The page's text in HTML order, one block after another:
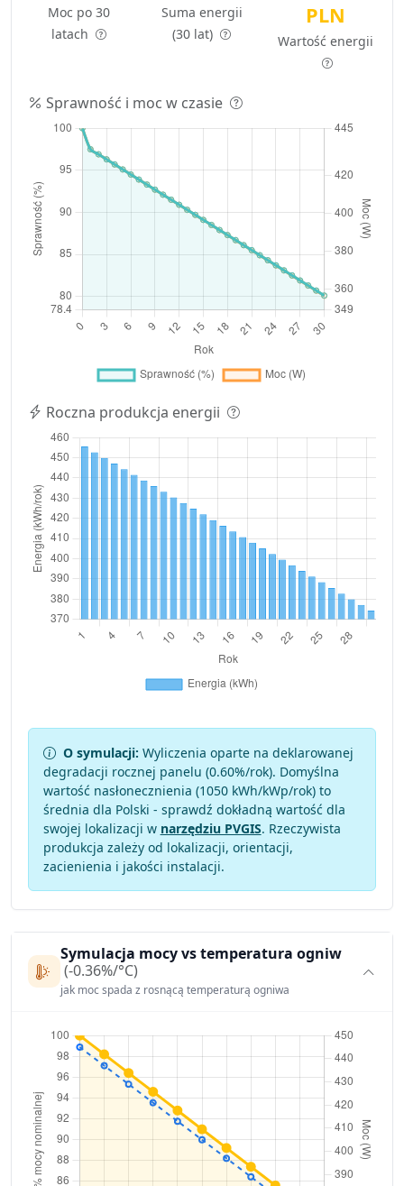
Moc po 30
latach
Suma energii
(30 lat)
PLN
Wartość energii
Sprawność i moc w czasie
Roczna produkcja energii
O symulacji: Wyliczenia oparte na deklarowanej
degradacji rocznej panelu (0.60%/rok). Domyślna
wartość nasłonecznienia (1050 kWh/kWp/rok) to
średnia dla Polski - sprawdź dokładną wartość dla
swojej lokalizacji w narzędziu PVGIS. Rzeczywista
produkcja zależy od lokalizacji, orientacji,
zacienienia i jakości instalacji.
Symulacja mocy vs temperatura ogniw
(-0.36%/°C)
jak moc spada z rosnącą temperaturą ogniwa